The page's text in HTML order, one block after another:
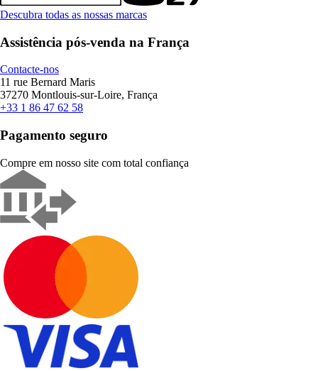
Descubra todas as nossas marcas
Assistência pós-venda na França
Contacte-nos
11 rue Bernard Maris
37270 Montlouis-sur-Loire, França
+33 1 86 47 62 58
Pagamento seguro
Compre em nosso site com total confiança